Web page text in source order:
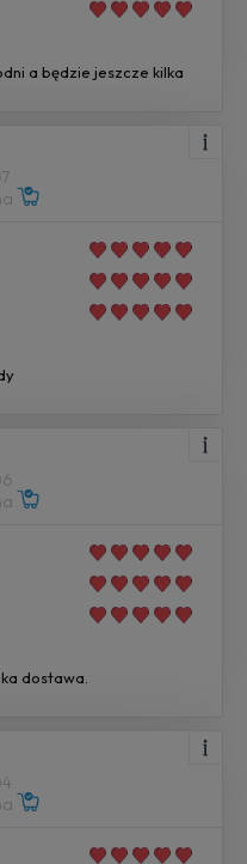
a będzie jeszcze kilka
dostawa.